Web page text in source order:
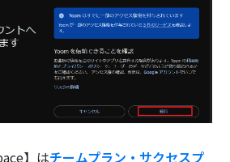
】はチームプラン・サクセスプ